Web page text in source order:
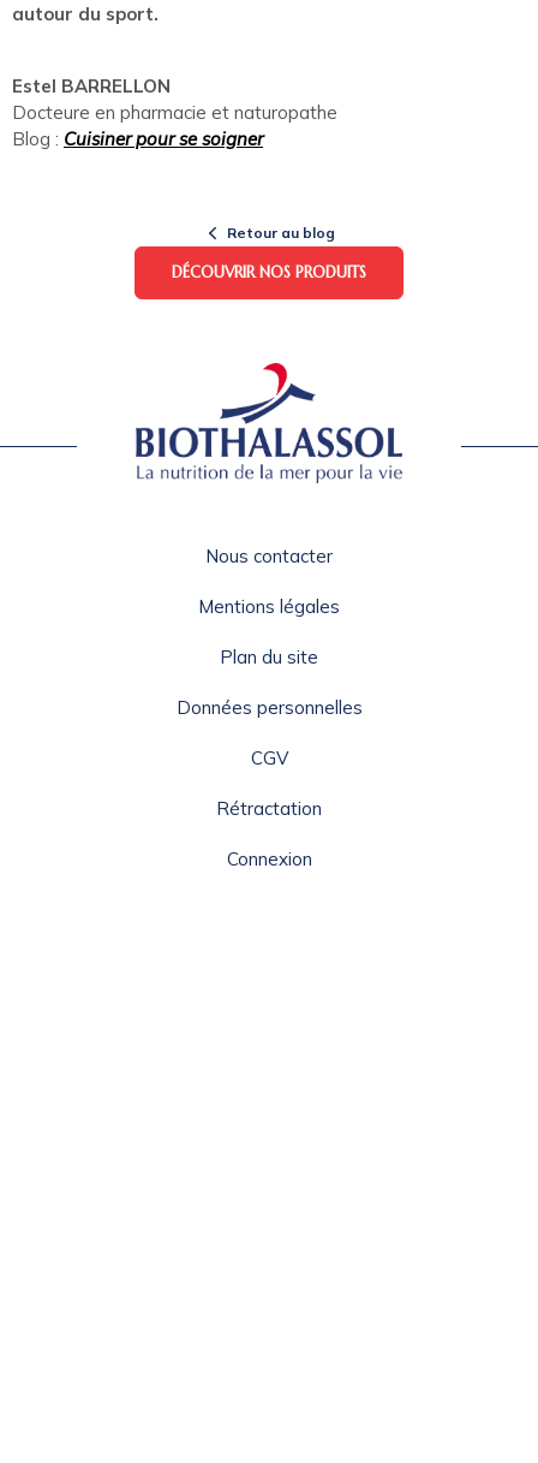
autour du sport.
Estel BARRELLON
Docteure en pharmacie et naturopathe
Blog : Cuisiner pour se soigner
Retour au blog
DÉCOUVRIR NOS PRODUITS
Nous contacter
Mentions légales
Plan du site
Données personnelles
CGV
Rétractation
Connexion